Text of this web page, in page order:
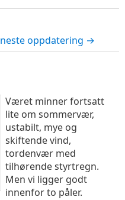
neste oppdatering →
Været minner fortsatt
lite om sommervær,
ustabilt, mye og
skiftende vind,
tordenvær med
tilhørende styrtregn.
Men vi ligger godt
innenfor to påler.